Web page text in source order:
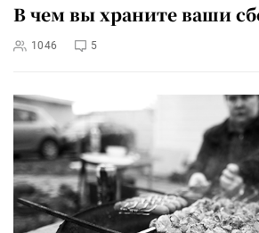
В чем вы храните ваши
1046 5